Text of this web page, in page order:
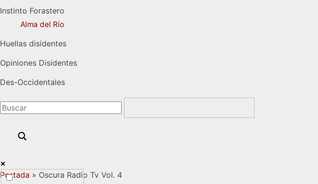
Instinto Forastero
Alma del Río
Huellas disidentes
Opiniones Disidentes
Des-Occidentales
Portada » Oscura Radio Tv Vol. 4